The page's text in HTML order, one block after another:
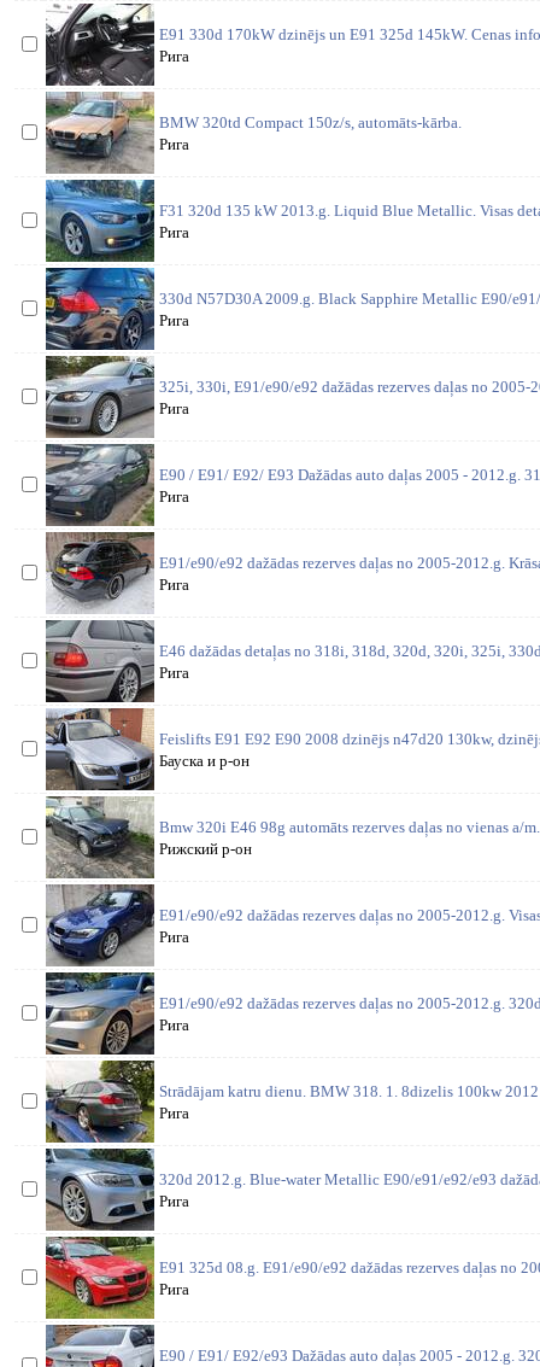
E91 330d 170kW dzinējs un E91 325d 145kW. Cenas
Рига
BMW 320td Compact 150z/s, automāts-kārba.
Рига
F31 320d 135 kW 2013.g. Liquid Blue Metallic. Visas
Рига
330d N57D30A 2009.g. Black Sapphire Metallic E90/e91/
Рига
325i, 330i, E91/e90/e92 dažādas rezerves daļas no 2005-
Рига
E90 / E91/ E92/ E93 Dažādas auto daļas 2005 - 2012.g.
Рига
E91/e90/e92 dažādas rezerves daļas no 2005-2012.g.
Рига
E46 dažādas detaļas no 318i, 318d, 320d, 320i, 325i,
Рига
Feislifts E91 E92 E90 2008 dzinējs n47d20 130kw,
Бауска и р-он
Bmw 320i E46 98g automāts rezerves daļas no vienas a/
Рижский р-он
E91/e90/e92 dažādas rezerves daļas no 2005-2012.g.
Рига
E91/e90/e92 dažādas rezerves daļas no 2005-2012.g.
Рига
Strādājam katru dienu. BMW 318. 1. 8dizelis 100kw
Рига
320d 2012.g. Blue-water Metallic E90/e91/e92/e93
Рига
E91 325d 08.g. E91/e90/e92 dažādas rezerves daļas no
Рига
E90 / E91/ E92/e93 Dažādas auto daļas 2005 - 2012.g.